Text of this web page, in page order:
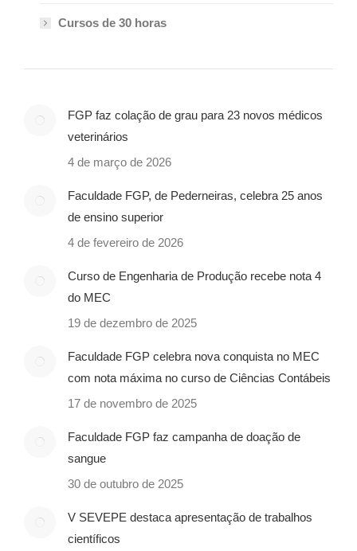
Cursos de 30 horas
FGP faz colação de grau para 23 novos médicos
veterinários
4 de março de 2026
Faculdade FGP, de Pederneiras, celebra 25 anos
de ensino superior
4 de fevereiro de 2026
Curso de Engenharia de Produção recebe nota 4
do MEC
19 de dezembro de 2025
Faculdade FGP celebra nova conquista no MEC
com nota máxima no curso de Ciências Contábeis
17 de novembro de 2025
Faculdade FGP faz campanha de doação de
sangue
30 de outubro de 2025
V SEVEPE destaca apresentação de trabalhos
científicos